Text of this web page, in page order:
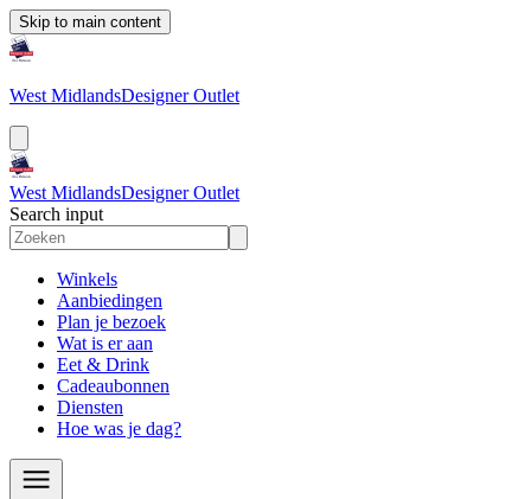
Skip to main content
West MidlandsDesigner Outlet
West MidlandsDesigner Outlet
Search input
Winkels
Aanbiedingen
Plan je bezoek
Wat is er aan
Eet & Drink
Cadeaubonnen
Diensten
Hoe was je dag?